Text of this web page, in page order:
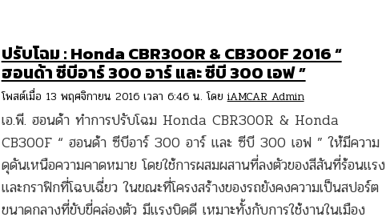
ปรับโฉม : Honda CBR300R & CB300F 2016 “
ฮอนด้า ซีบีอาร์ 300 อาร์ และ ซีบี 300 เอฟ ”
โพสต์เมื่อ 13 พฤศจิกายน 2016 เวลา 6:46 น. โดย iAMCAR Admin
เอ.พี. ฮอนด้า ทำการปรับโฉม Honda CBR300R & Honda
CB300F “ ฮอนด้า ซีบีอาร์ 300 อาร์ และ ซีบี 300 เอฟ ” ให้มีความ
ดุดันเหนือความคาดหมาย โดยใช้การผสมผสานที่ลงตัวของสีสันที่ร้อนแรง
และกราฟิกที่โฉบเฉี่ยว ในขณะที่โครงสร้างของรถยังคงความเป็นสปอร์ต
ขนาดกลางที่ขับขี่คล่องตัว มีแรงบิดดี เหมาะทั้งกับการใช้งานในเมือง